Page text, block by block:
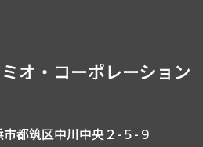
都筑区中川中央２-５-９